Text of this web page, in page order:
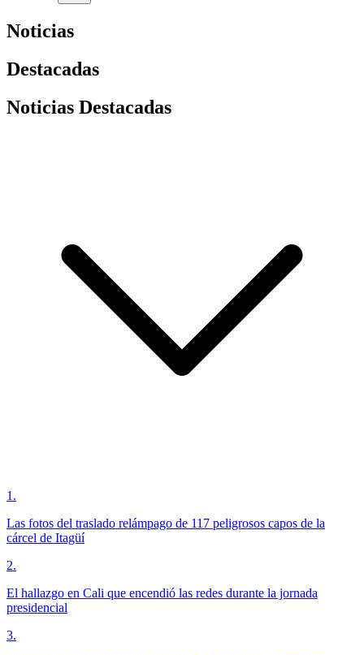
Noticias
Destacadas
Noticias Destacadas
1 .
Las fotos del traslado relámpago de 117 peligrosos capos de la
cárcel de Itagüí
2.
El hallazgo en Cali que encendió las redes durante la jornada
presidencial
3.